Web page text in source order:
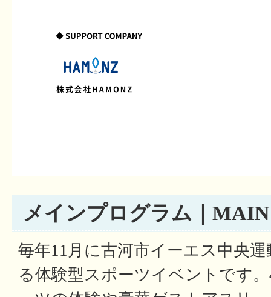
メインプログラム｜
毎年11月に古河市イーエス中央
る体験型スポーツイベントです